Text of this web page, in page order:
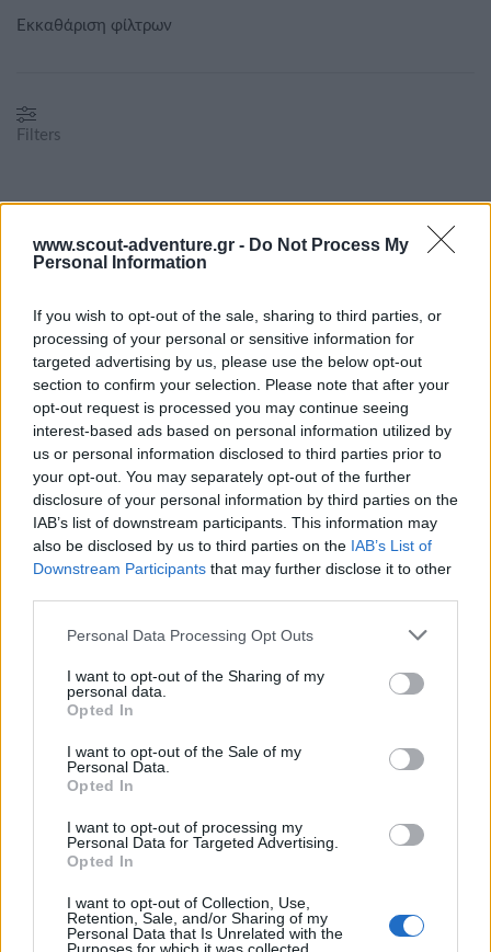
www.scout-adventure.gr - Do Not Process My
Personal Information
If you wish to opt-out of the sale, sharing to third parties, or
processing of your personal or sensitive information for
targeted advertising by us, please use the below opt-out
section to confirm your selection. Please note that after your
opt-out request is processed you may continue seeing
interest-based ads based on personal information utilized by
us or personal information disclosed to third parties prior to
your opt-out. You may separately opt-out of the further
disclosure of your personal information by third parties on the
IAB’s list of downstream participants. This information may
also be disclosed by us to third parties on the IAB’s List of
Downstream Participants that may further disclose it to other
Personal Data Processing Opt Outs
I want to opt-out of the Sharing of my
personal data.
Opted In
I want to opt-out of the Sale of my
Personal Data.
Opted In
I want to opt-out of processing my
Personal Data for Targeted Advertising.
Opted In
I want to opt-out of Collection, Use,
Retention, Sale, and/or Sharing of my
Personal Data that Is Unrelated with the
Εκκαθάριση φίλτρων
Filters
Αντίσκηνο : Κατασκήνωση - Διαβίωση - Περιβάλλον (1)
Πυξίδα : Χάρτες - Τοπογραφία - Πεζοπορία(1)
Στάδιο 4(1)
Φάρμακείο : Υγιεινή - Α' Βοήθειες(38)
Στάδιο 1(3)
Στάδιο 2(7)
Στάδιο 3(7)